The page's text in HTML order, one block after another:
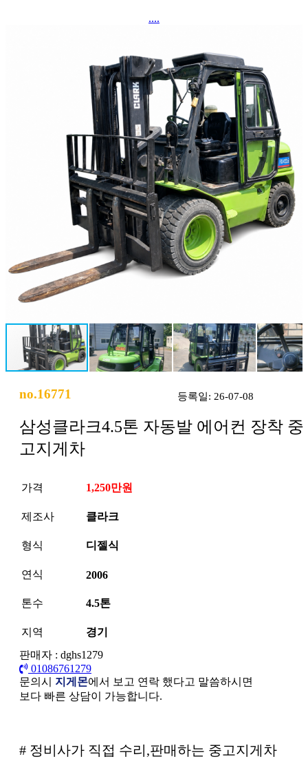
....
no.16771 등록일: 26-07-08
삼성클라크4.5톤 자동발 에어컨 장착 중
고지게차
가격 1,250만원
제조사 클라크
형식 디젤식
연식 2006
톤수 4.5톤
지역
경기
판매자 : dghs1279
01086761279
문의시 지게몬에서 보고 연락 했다고 말씀하시면
보다 빠른 상담이 가능합니다.
본문
# 정비사가 직접 수리,판매하는 중고지게차